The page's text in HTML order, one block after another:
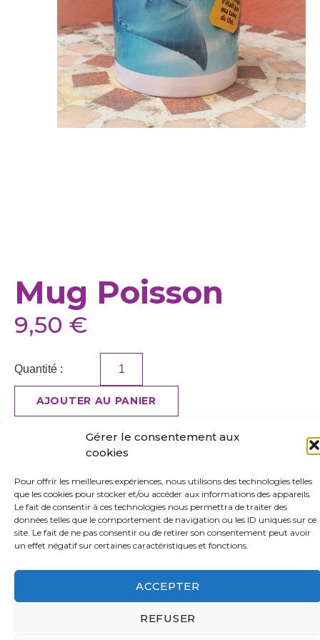
Gérer le consentement aux
cookies
Pour offrir les meilleures expériences, nous utilisons des technologies telles
que les cookies pour stocker et/ou accéder aux informations des appareils.
Le fait de consentir à ces technologies nous permettra de traiter des
données telles que le comportement de navigation ou les ID uniques sur ce
site. Le fait de ne pas consentir ou de retirer son consentement peut avoir
un effet négatif sur certaines caractéristiques et fonctions.
ACCEPTER
REFUSER
Mug Poisson
9,50 €
Quantité :
AJOUTER AU PANIER
Détails du produit
300mL.
3 visuels : Poisson – Cochon – Souris
Dimensions 8,2 x 9,6 cm